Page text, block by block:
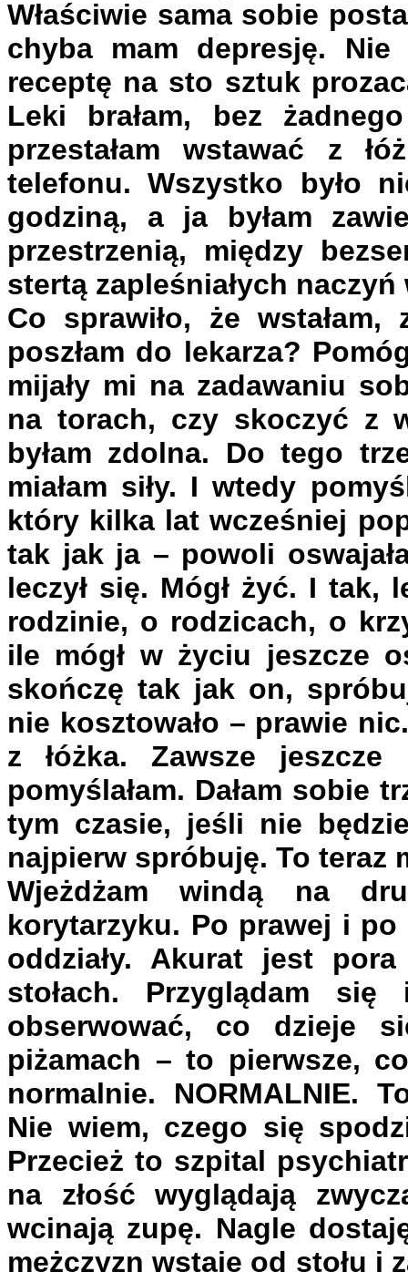
Właściwie sama sobie
chyba mam depresję.
receptę na sto sztuk
Leki brałam, bez
przestałam wstawać z
telefonu. Wszystko było
godziną, a ja byłam
przestrzenią, między
stertą zapleśniałych
Co sprawiło, że
poszłam do lekarza?
mijały mi na zadawaniu
na torach, czy skoczyć z
byłam zdolna. Do tego
miałam siły. I wtedy
który kilka lat wcześniej
tak jak ja – powoli
leczył się. Mógł żyć. I tak,
rodzinie, o rodzicach, o
ile mógł w życiu jeszcze
skończę tak jak on,
nie kosztowało – prawie
z łóżka. Zawsze
pomyślałam. Dałam sobie
tym czasie, jeśli nie
najpierw spróbuję. To teraz
Wjeżdżam windą na
korytarzyku. Po prawej i
oddziały. Akurat jest
stołach. Przyglądam
obserwować, co dzieje
piżamach – to pierwsze,
normalnie. NORMALNIE.
Nie wiem, czego się
Przecież to szpital
na złość wyglądają
wcinają zupę. Nagle
mężczyzn wstaje od stołu i